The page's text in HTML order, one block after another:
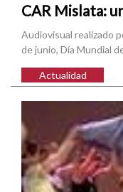
CAR Mislata:
Audiovisual realizado
de junio, Día Mundial
Actualidad